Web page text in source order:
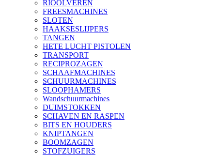
RIOOLVEREN
FREESMACHINES
SLOTEN
HAAKSESLIJPERS
TANGEN
HETE LUCHT PISTOLEN
TRANSPORT
RECIPROZAGEN
SCHAAFMACHINES
SCHUURMACHINES
SLOOPHAMERS
Wandschuurmachines
DUIMSTOKKEN
SCHAVEN EN RASPEN
BITS EN HOUDERS
KNIPTANGEN
BOOMZAGEN
STOFZUIGERS